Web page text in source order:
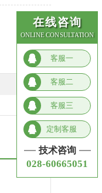
在线咨询
ONLINE CONSULTATION
客服一
客服二
客服三
定制客服
技术咨询
028-60665051